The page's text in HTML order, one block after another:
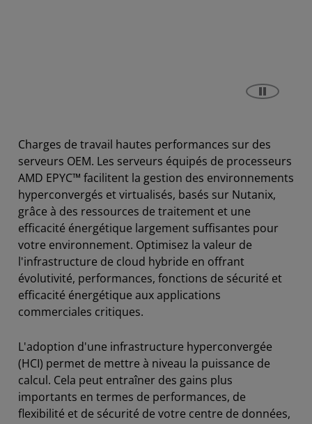
Charges de travail hautes performances sur des
serveurs OEM. Les serveurs équipés de processeurs
AMD EPYC™ facilitent la gestion des environnements
hyperconvergés et virtualisés, basés sur Nutanix,
grâce à des ressources de traitement et une
efficacité énergétique largement suffisantes pour
votre environnement. Optimisez la valeur de
l'infrastructure de cloud hybride en offrant
évolutivité, performances, fonctions de sécurité et
efficacité énergétique aux applications
commerciales critiques.
L'adoption d'une infrastructure hyperconvergée
(HCI) permet de mettre à niveau la puissance de
calcul. Cela peut entraîner des gains plus
importants en termes de performances, de
flexibilité et de sécurité de votre centre de données,